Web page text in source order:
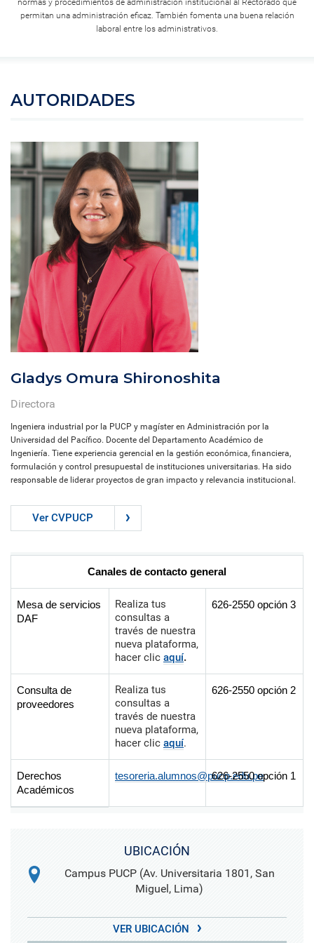
permitan una administración eficaz. También fomenta una buena relación
laboral entre los administrativos.
AUTORIDADES
Gladys Omura Shironoshita
Directora
Ingeniera industrial por la PUCP y magíster en Administración por la
Universidad del Pacífico. Docente del Departamento Académico de
Ingeniería. Tiene experiencia gerencial en la gestión económica, financiera,
formulación y control presupuestal de instituciones universitarias. Ha sido
responsable de liderar proyectos de gran impacto y relevancia institucional.
Ver CVPUCP
Canales de contacto general
Mesa de servicios
DAF
Realiza tus
consultas a
través de nuestra
nueva plataforma,
hacer clic aquí.
626-2550 opción 3
Consulta de
proveedores
Realiza tus
consultas a
través de nuestra
nueva plataforma,
hacer clic aquí.
626-2550 opción 2
Derechos
Académicos
tesoreria.alumnos@pucp.edu.pe
626-2550 opción 1
UBICACIÓN
Campus PUCP (Av. Universitaria 1801, San
Miguel, Lima)
VER UBICACIÓN